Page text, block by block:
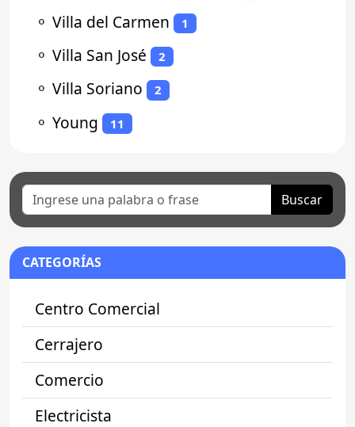
⚬ Villa del Carmen 1
⚬ Villa San José 2
⚬ Villa Soriano 2
⚬ Young 11
Buscar
CATEGORÍAS
Centro Comercial
Cerrajero
Comercio
Electricista